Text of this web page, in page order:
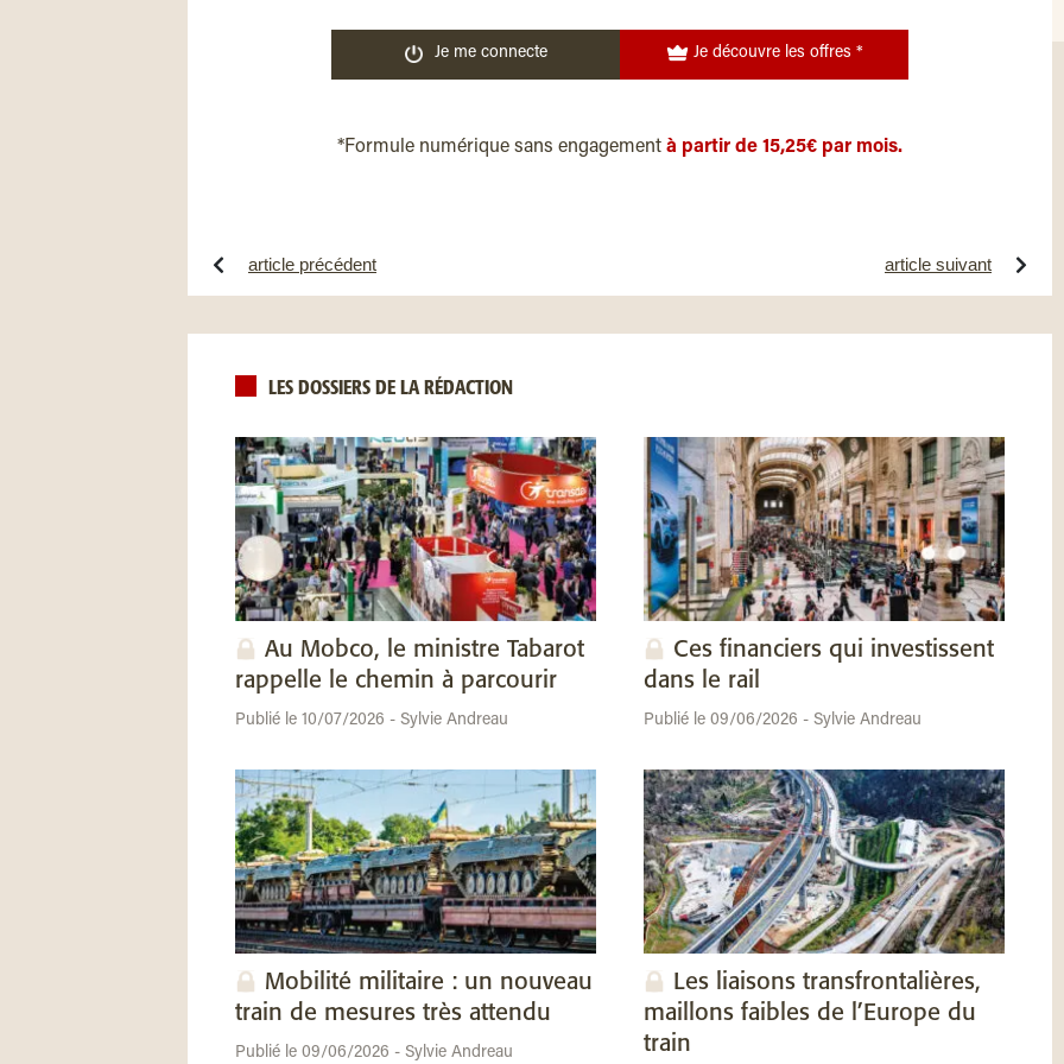
Je me connecte Je découvre les offres *
*Formule numérique sans engagement à partir de 15,25€ par mois.
article précédent article suivant
LES DOSSIERS DE LA RÉDACTION
Au Mobco, le ministre Tabarot
rappelle le chemin à parcourir
Publié le 10/07/2026 - Sylvie Andreau
Ces financiers qui investissent
dans le rail
Publié le 09/06/2026 - Sylvie Andreau
Mobilité militaire : un nouveau
train de mesures très attendu
Publié le 09/06/2026 - Sylvie Andreau
Les liaisons transfrontalières,
maillons faibles de l’Europe du
train